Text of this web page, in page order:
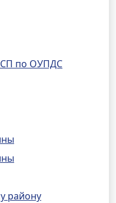
по ОУПДС
району